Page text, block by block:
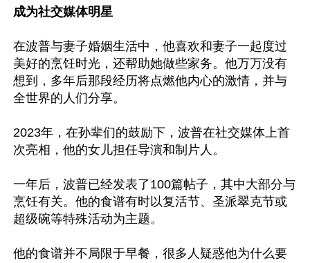
成为社交媒体明星
在波普与妻子婚姻生活中，他喜欢和妻子一起度过
美好的烹饪时光，还帮助她做些家务。他万万没有
想到，多年后那段经历将点燃他内心的激情，并与
全世界的人们分享。
2023年，在孙辈们的鼓励下，波普在社交媒体上首
次亮相，他的女儿担任导演和制片人。
一年后，波普已经发表了100篇帖子，其中大部分与
烹饪有关。他的食谱有时以复活节、圣派翠克节或
超级碗等特殊活动为主题。
他的食谱并不局限于早餐，很多人疑惑他为什么要